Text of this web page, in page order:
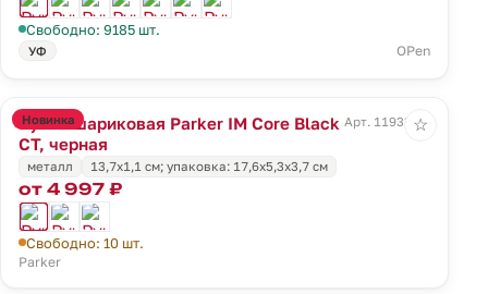
Свободно: 9185 шт.
УФ OPen
Новинка
Ручка шариковая Parker IM Core Black
CT, черная
Арт. 11933.10
металл 13,7x1,1 см; упаковка: 17,6x5,3x3,7 см
от 4 997 ₽
Свободно: 10 шт.
Parker
☆